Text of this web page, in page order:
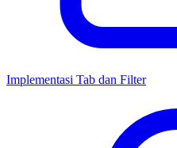
Implementasi Tab dan Filter